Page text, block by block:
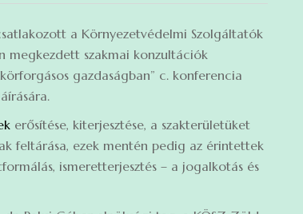
a Környezetvédelmi Szolgáltatók
megkezdett szakmai konzultációk
gazdaságban” c. konferencia
erősítése, kiterjesztése, a szakterületüket
feltárása, ezek mentén pedig az érintettek
ismeretterjesztés – a jogalkotás és